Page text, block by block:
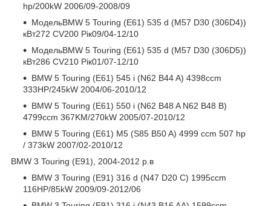
hp/200kW 2006/09-2008/09
МодельBMW 5 Touring (E61) 535 d (M57 D30 (306D4))
кВт272 CV200 Рік09/04-12/10
МодельBMW 5 Touring (E61) 535 d (M57 D30 (306D5))
кВт286 CV210 Рік01/07-12/10
BMW 5 Touring (E61) 545 i (N62 B44 A) 4398ccm
333HP/245kW 2004/06-2010/12
BMW 5 Touring (E61) 550 i (N62 B48 A N62 B48 B)
4799ccm 367KM/270kW 2005/07-2010/12
BMW 5 Touring (E61) M5 (S85 B50 A) 4999 ccm 507 hp
/ 373kW 2007/02-2010/12
BMW 3 Touring (E91), 2004-2012 р.в
BMW 3 Touring (E91) 316 d (N47 D20 C) 1995ccm
116HP/85kW 2009/09-2012/06